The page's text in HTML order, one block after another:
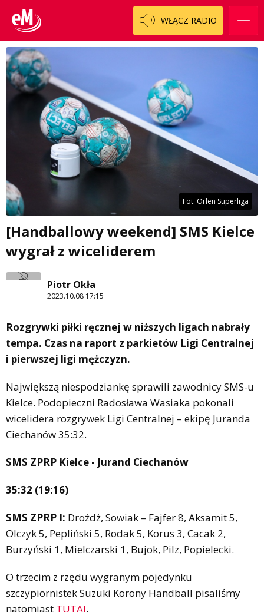
WŁĄCZ RADIO
Fot. Orlen Superliga
[Handballowy weekend] SMS Kielce
wygrał z wiceliderem
Piotr Okła
2023.10.08 17:15
Rozgrywki piłki ręcznej w niższych ligach nabrały
tempa. Czas na raport z parkietów Ligi Centralnej
i pierwszej ligi mężczyzn.
Największą niespodziankę sprawili zawodnicy SMS-u
Kielce. Podopieczni Radosława Wasiaka pokonali
wicelidera rozgrywek Ligi Centralnej – ekipę Juranda
Ciechanów 35:32.
SMS ZPRP Kielce - Jurand Ciechanów
35:32 (19:16)
SMS ZPRP I: Drożdż, Sowiak – Fajfer 8, Aksamit 5,
Olczyk 5, Pepliński 5, Rodak 5, Korus 3, Cacak 2,
Burzyński 1, Mielczarski 1, Bujok, Pilz, Popielecki.
O trzecim z rzędu wygranym pojedynku
szczypiornistek Suzuki Korony Handball pisaliśmy
natomiast TUTAJ.